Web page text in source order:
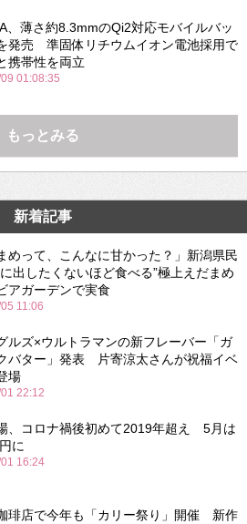
、薄さ約8.3mmのQi2対応モバイルバッ
発売 準固体リチウムイオン電池採用で
携帯性を両立
01:08:35
もっとみる
新着記事
めって、こんなに甘かった？」新潟県民
出したくないほど食べる”極上えだまめ
アガーデンで実食
11:06
ルズ×ウルトラマンの新フレーバー「ガ
バター」発表 片寄涼太さんが祝福イベ
場
22:12
、コロナ禍後初めて2019年超え 5月は
に
16:24
琲店で今年も「カリー祭り」開催 新作